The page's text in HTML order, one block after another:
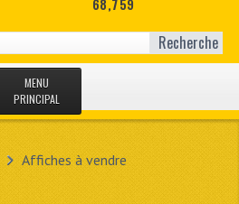
68,759
Recherche
MENU
PRINCIPAL
Affiches à vendre